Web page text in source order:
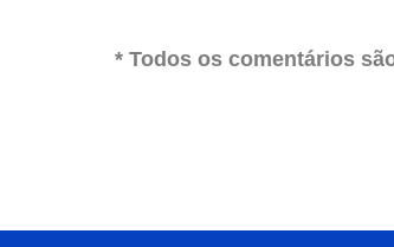
* Todos os comentários